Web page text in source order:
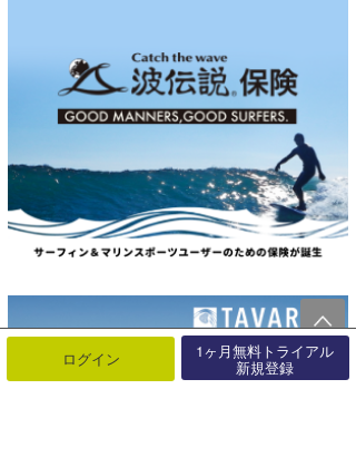
ログイン 1ヶ月無料トライアル
新規登録